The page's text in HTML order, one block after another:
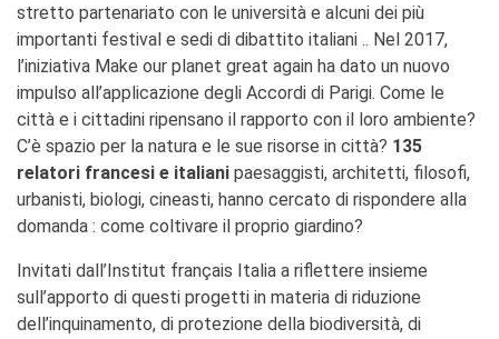
Studiare in Francia, grazie a
Campus France Italie!
Doppi titoli
Borse di studio e di
ricerca
YEP - Young Entrepreneurs
Programme
CHI SIAMO
Contatti
Lavorare con noi
Appalti pubblici, gare
d'appalto e contratti
stretto partenariato con le università e alcuni dei più
importanti festival e sedi di dibattito italiani .. Nel 2017,
l’iniziativa Make our planet great again ha dato un nuovo
impulso all’applicazione degli Accordi di Parigi. Come le
città e i cittadini ripensano il rapporto con il loro ambiente?
C’è spazio per la natura e le sue risorse in città? 135
relatori francesi e italiani paesaggisti, architetti, filosofi,
urbanisti, biologi, cineasti, hanno cercato di rispondere alla
domanda : come coltivare il proprio giardino?
Invitati dall’Institut français Italia a riflettere insieme
sull’apporto di questi progetti in materia di riduzione
dell’inquinamento, di protezione della biodiversità, di